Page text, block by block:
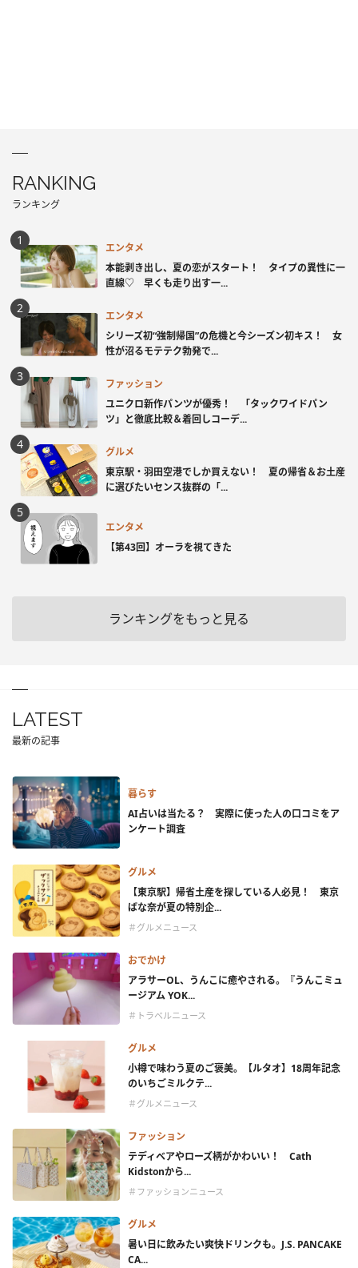
RANKING
ランキング
エンタメ
本能剥き出し、夏の恋がスタート！ タイプの異性に一
直線♡ 早くも走り出す一...
エンタメ
シリーズ初“強制帰国”の危機と今シーズン初キス！ 女
性が沼るモテテク勃発で...
ファッション
ユニクロ新作パンツが優秀！ 「タックワイドパン
ツ」と徹底比較＆着回しコーデ...
グルメ
東京駅・羽田空港でしか買えない！ 夏の帰省＆お土産
に選びたいセンス抜群の「...
エンタメ
【第43回】オーラを視てきた
ランキングをもっと見る
LATEST
最新の記事
暮らす
AI占いは当たる？ 実際に使った人の口コミをア
ンケート調査
グルメ
【東京駅】帰省土産を探している人必見！ 東京
ばな奈が夏の特別企...
＃グルメニュース
おでかけ
アラサーOL、うんこに癒やされる。『うんこミュ
ージアム YOK...
＃トラベルニュース
グルメ
小樽で味わう夏のご褒美。【ルタオ】18周年記念
のいちごミルクテ...
＃グルメニュース
ファッション
テディベアやローズ柄がかわいい！ Cath
Kidstonから...
＃ファッションニュース
グルメ
暑い日に飲みたい爽快ドリンクも。J.S. PANCAKE
CA...